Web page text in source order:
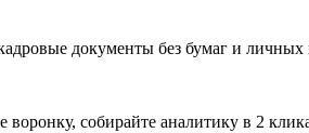
документы без бумаг и личных
воронку, собирайте аналитику в 2